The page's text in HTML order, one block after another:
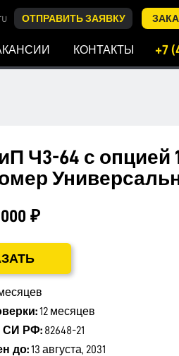
ОТПРАВИТЬ ЗАЯВКУ
КОНТАКТЫ +7
Ч3-64 с опцией
₽
12 месяцев
СИ РФ: 82648-21
до:13 августа, 2031